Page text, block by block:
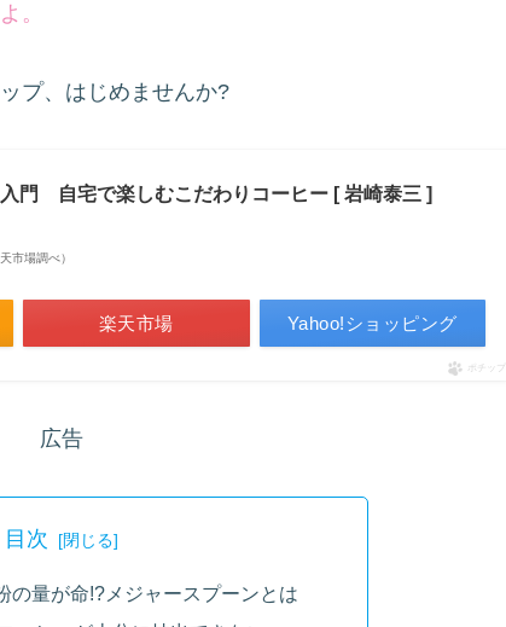
。
プ、はじめませんか?
門 自宅で楽しむこだわりコーヒー [ 岩崎泰三 ]
市場調べ）
楽天市場 Yahoo!ショッピング
ポチップ
広告